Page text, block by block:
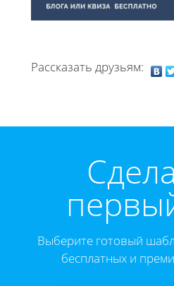
Рассказать друзьям:
Выберите готовый
бесплатных и